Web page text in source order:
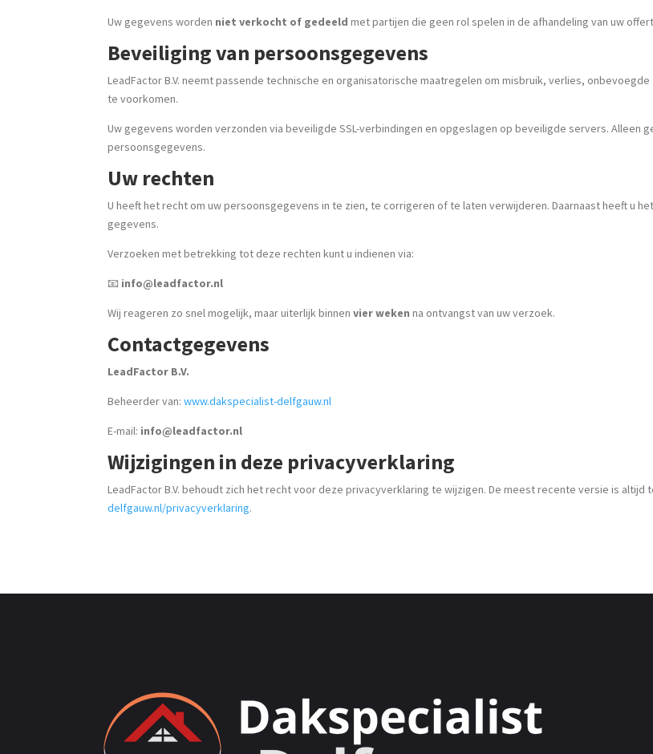
Uw gegevens worden niet verkocht of gedeeld met partijen die geen rol spelen in de afhandeling van uw
Beveiliging van persoonsgegevens
LeadFactor B.V. neemt passende technische en organisatorische maatregelen om misbruik, verlies,
te voorkomen.
Uw gegevens worden verzonden via beveiligde SSL-verbindingen en opgeslagen op beveiligde servers.
persoonsgegevens.
Uw rechten
U heeft het recht om uw persoonsgegevens in te zien, te corrigeren of te laten verwijderen. Daarnaast heeft u
gegevens.
Verzoeken met betrekking tot deze rechten kunt u indienen via:
📧 info@leadfactor.nl
Wij reageren zo snel mogelijk, maar uiterlijk binnenvier weken na ontvangst van uw verzoek.
Contactgegevens
LeadFactor B.V.
Beheerder van:www.dakspecialist-delfgauw.nl
E-mail: info@leadfactor.nl
Wijzigingen in deze privacyverklaring
LeadFactor B.V. behoudt zich het recht voor deze privacyverklaring te wijzigen. De meest recente versie is altijd
delfgauw.nl/privacyverklaring.